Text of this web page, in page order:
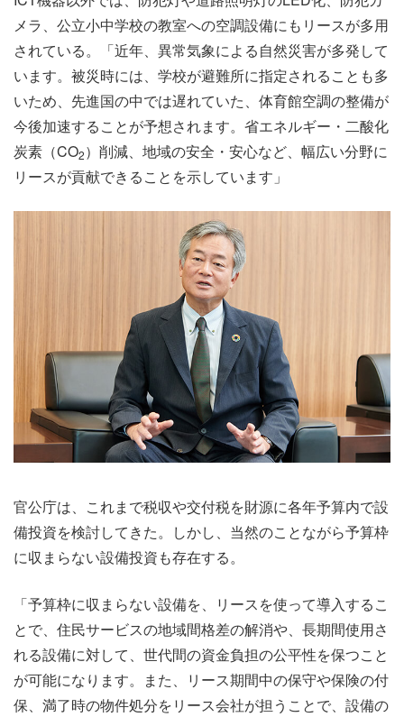
メラ、公立小中学校の教室への空調設備にもリースが多用
されている。「近年、異常気象による自然災害が多発して
います。被災時には、学校が避難所に指定されることも多
いため、先進国の中では遅れていた、体育館空調の整備が
今後加速することが予想されます。省エネルギー・二酸化
炭素（CO2）削減、地域の安全・安心など、幅広い分野に
リースが貢献できることを示しています」
官公庁は、これまで税収や交付税を財源に各年予算内で設
備投資を検討してきた。しかし、当然のことながら予算枠
に収まらない設備投資も存在する。
「予算枠に収まらない設備を、リースを使って導入するこ
とで、住民サービスの地域間格差の解消や、長期間使用さ
れる設備に対して、世代間の資金負担の公平性を保つこと
が可能になります。また、リース期間中の保守や保険の付
保、満了時の物件処分をリース会社が担うことで、設備の